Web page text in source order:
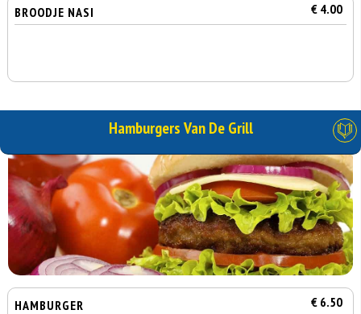
BROODJE NASI € 4.00
Hamburgers Van De Grill
HAMBURGER € 6.50